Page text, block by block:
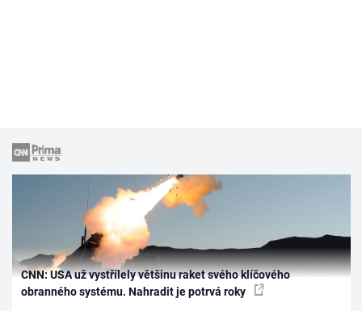
CNN: USA už vystřílely většinu raket svého klíčového
obranného systému. Nahradit je potrvá roky